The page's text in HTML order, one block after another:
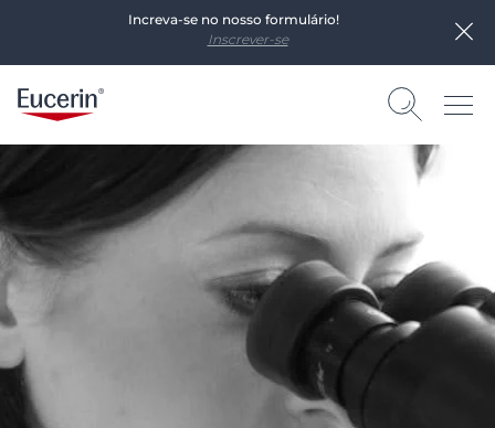
Increva-se no nosso formulário!
Inscrever-se